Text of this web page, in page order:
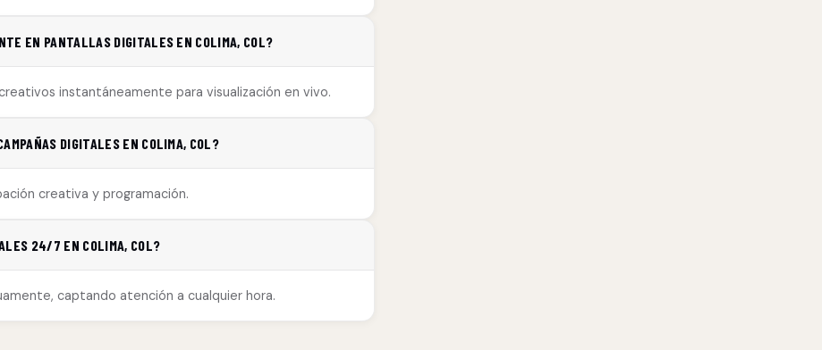
EN PANTALLAS DIGITALES EN COLIMA, COL?
instantáneamente para visualización en vivo.
DIGITALES EN COLIMA, COL?
creativa y programación.
24/7 EN COLIMA, COL?
captando atención a cualquier hora.